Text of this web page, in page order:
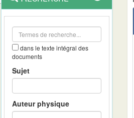
et
outils
dans le texte intégral des
documents
Sujet
Auteur physique